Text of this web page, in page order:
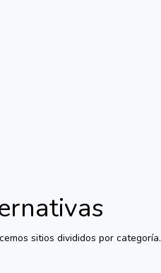
sitios divididos por categoría.